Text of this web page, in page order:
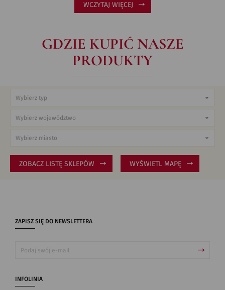
WCZYTAJ WIĘCEJ
GDZIE KUPIĆ NASZE
PRODUKTY
ZOBACZ LISTĘ SKLEPÓW WYŚWIETL MAPĘ
ZAPISZ SIĘ DO NEWSLETTERA
INFOLINIA